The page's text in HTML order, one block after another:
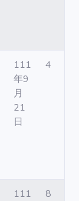
111
年9
月
21
日
4
111
8